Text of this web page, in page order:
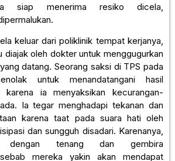
Ia siap menerima resiko dicela,
keluar dari poliklinik tempat kerjanya,
diajak oleh dokter untuk menggugurkan
datang. Seorang saksi di TPS pada
untuk menandatangani hasil
karena ia menyaksikan kecurangan-
Ia tegar menghadapi tekanan dan
karena taat pada suara hati oleh
dan sungguh disadari. Karenanya,
dengan tenang dan gembira
sebab mereka yakin akan mendapat